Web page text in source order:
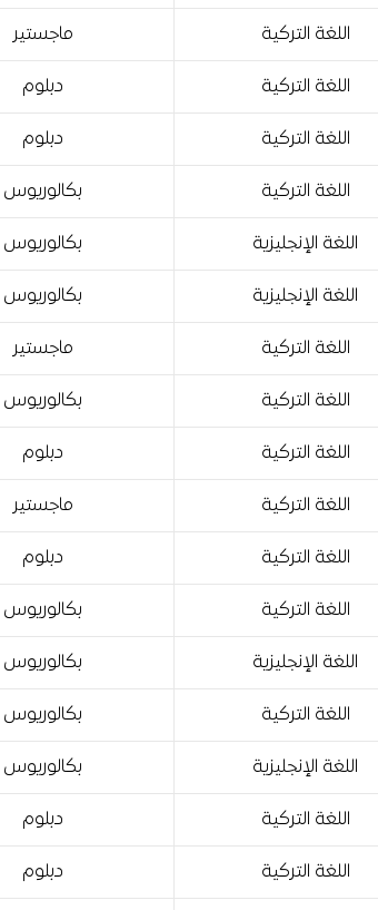
اللغة التركية ماجستير
اللغة التركية دبلوم
اللغة التركية دبلوم
اللغة التركية بكالوريوس
اللغة الإنجليزية بكالوريوس
اللغة الإنجليزية بكالوريوس
اللغة التركية ماجستير
اللغة التركية بكالوريوس
اللغة التركية دبلوم
اللغة التركية ماجستير
اللغة التركية دبلوم
اللغة التركية بكالوريوس
اللغة الإنجليزية بكالوريوس
اللغة التركية بكالوريوس
اللغة الإنجليزية بكالوريوس
اللغة التركية دبلوم
اللغة التركية دبلوم